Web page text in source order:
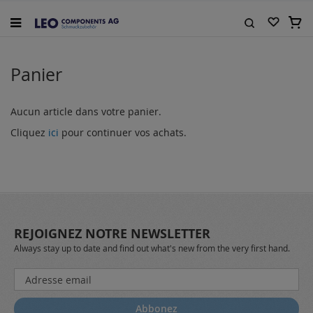
au
Mon
Panier
Aucun article dans votre panier.
Cliquez ici pour continuer vos achats.
REJOIGNEZ NOTRE NEWSLETTER
Always stay up to date and find out what's new from the very first hand.
Inscription
à
notre
Abbonez